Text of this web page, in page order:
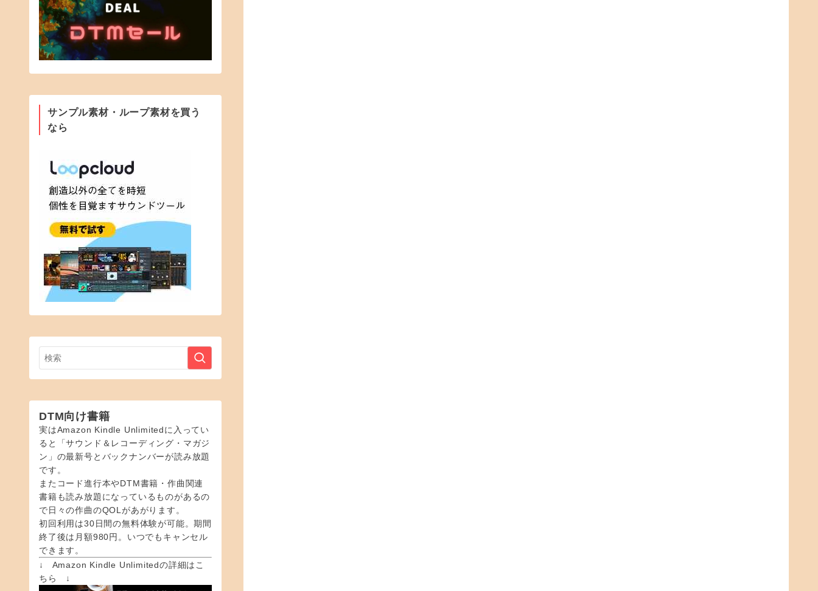
サンプル素材・ループ素材を買う
なら
DTM向け書籍
実はAmazon Kindle Unlimitedに入ってい
ると「サウンド＆レコーディング・マガジ
ン」の最新号とバックナンバーが読み放題
です。
またコード進行本やDTM書籍・作曲関連
書籍も読み放題になっているものがあるの
で日々の作曲のQOLがあがります。
初回利用は30日間の無料体験が可能。期間
終了後は月額980円。いつでもキャンセル
できます。
↓ Amazon Kindle Unlimitedの詳細はこ
ちら ↓